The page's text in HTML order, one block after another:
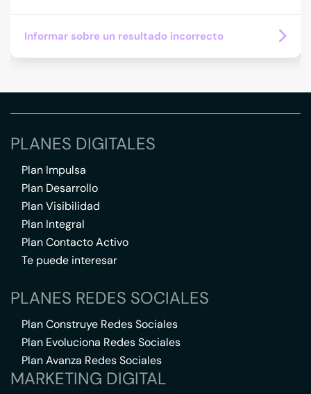
Informar sobre un resultado incorrecto
PLANES DIGITALES
Plan Impulsa
Plan Desarrollo
Plan Visibilidad
Plan Integral
Plan Contacto Activo
Te puede interesar
PLANES REDES SOCIALES
Plan Construye Redes Sociales
Plan Evoluciona Redes Sociales
Plan Avanza Redes Sociales
MARKETING DIGITAL